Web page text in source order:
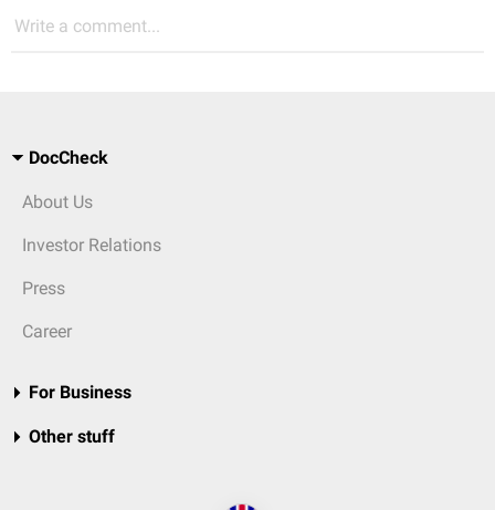
Write a comment...
DocCheck
About Us
Investor Relations
Press
Career
For Business
Other stuff